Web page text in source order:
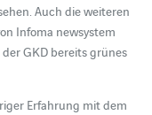
Auch die weiteren
Infoma newsystem
GKD bereits grünes
Erfahrung mit dem